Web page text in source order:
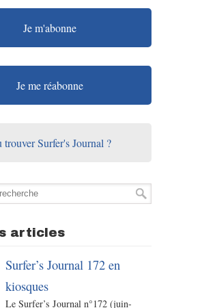
Je m'abonne
Je me réabonne
trouver Surfer's Journal ?
articles
Surfer’s Journal 172 en
kiosques
Le Surfer’s Journal n°172 (juin-